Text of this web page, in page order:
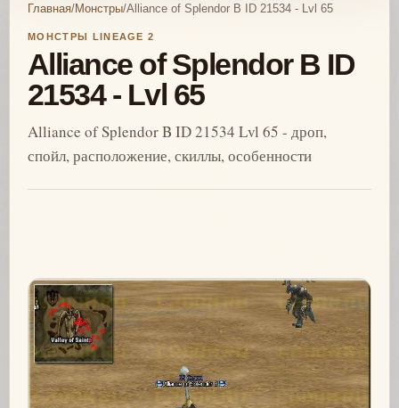
Главная/Монстры/Alliance of Splendor B ID 21534 - Lvl 65
МОНСТРЫ LINEAGE 2
Alliance of Splendor B ID
21534 - Lvl 65
Alliance of Splendor B ID 21534 Lvl 65 - дроп,
спойл, расположение, скиллы, особенности